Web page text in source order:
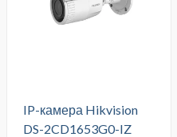
IP-камера Hikvision
DS-2CD1653G0-IZ